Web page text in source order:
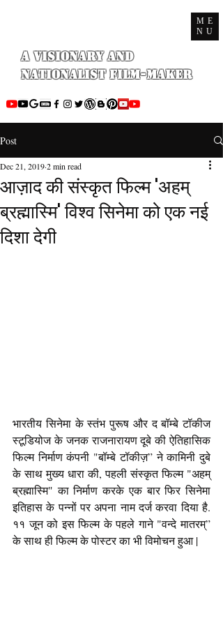
ME
NU
A Visionary and
Nationalist Film-maker
Post
आज़ाद की संस्कृत फिल्म 'अहम्
ब्रह्मास्मि' विश्व सिनेमा को एक नई
दिशा देगी
Dec 21, 20192 min read
भारतीय सिनेमा के स्तंभ पुरूष और द बॉम्बे टॉकीज
स्टूडियोज के जनक राजनारायण दूबे की ऐतिहासिक
फिल्म निर्माण कंपनी "बॉम्बे टॉकीज़” ने कामिनी दुबे
के साथ मुख्य धारा की, पहली संस्कृत फिल्म "अहम्
ब्रह्मास्मि" का निर्माण करके एक बार फिर सिनेमा
इतिहास के पन्नों पर अपना नाम दर्ज करवा दिया है.
११ जून को इस फिल्म के पहले गाने "वन्दे मातरम्”
के साथ ही फिल्म के पोस्टर का भी विमोचन हुआ |